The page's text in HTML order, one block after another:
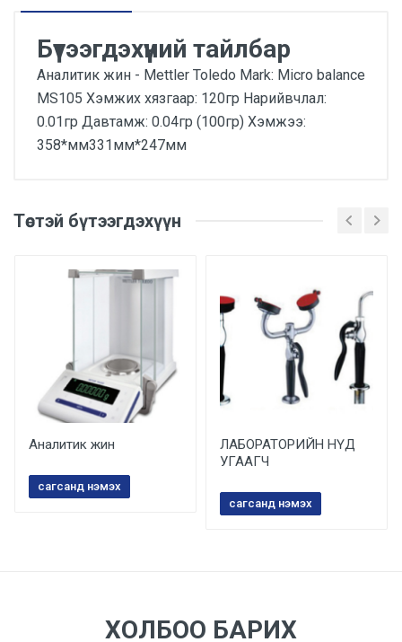
Бүтээгдэхүүний тайлбар
Аналитик жин - Mettler Toledo Mark: Micro balance
MS105 Хэмжих хязгаар: 120гр Нарийвчлал:
0.01гр Давтамж: 0.04гр (100гр) Хэмжээ:
358*мм331мм*247мм
Аналитик жин - Mettler Toledo Mark: Micro balance
358*мм331мм*247мм
Төстэй бүтээгдэхүүн
Аналитик жин
сагсанд нэмэх
ЛАБОРАТОРИЙН НҮД
УГААГЧ
сагсанд нэмэх
ХОЛБОО БАРИХ